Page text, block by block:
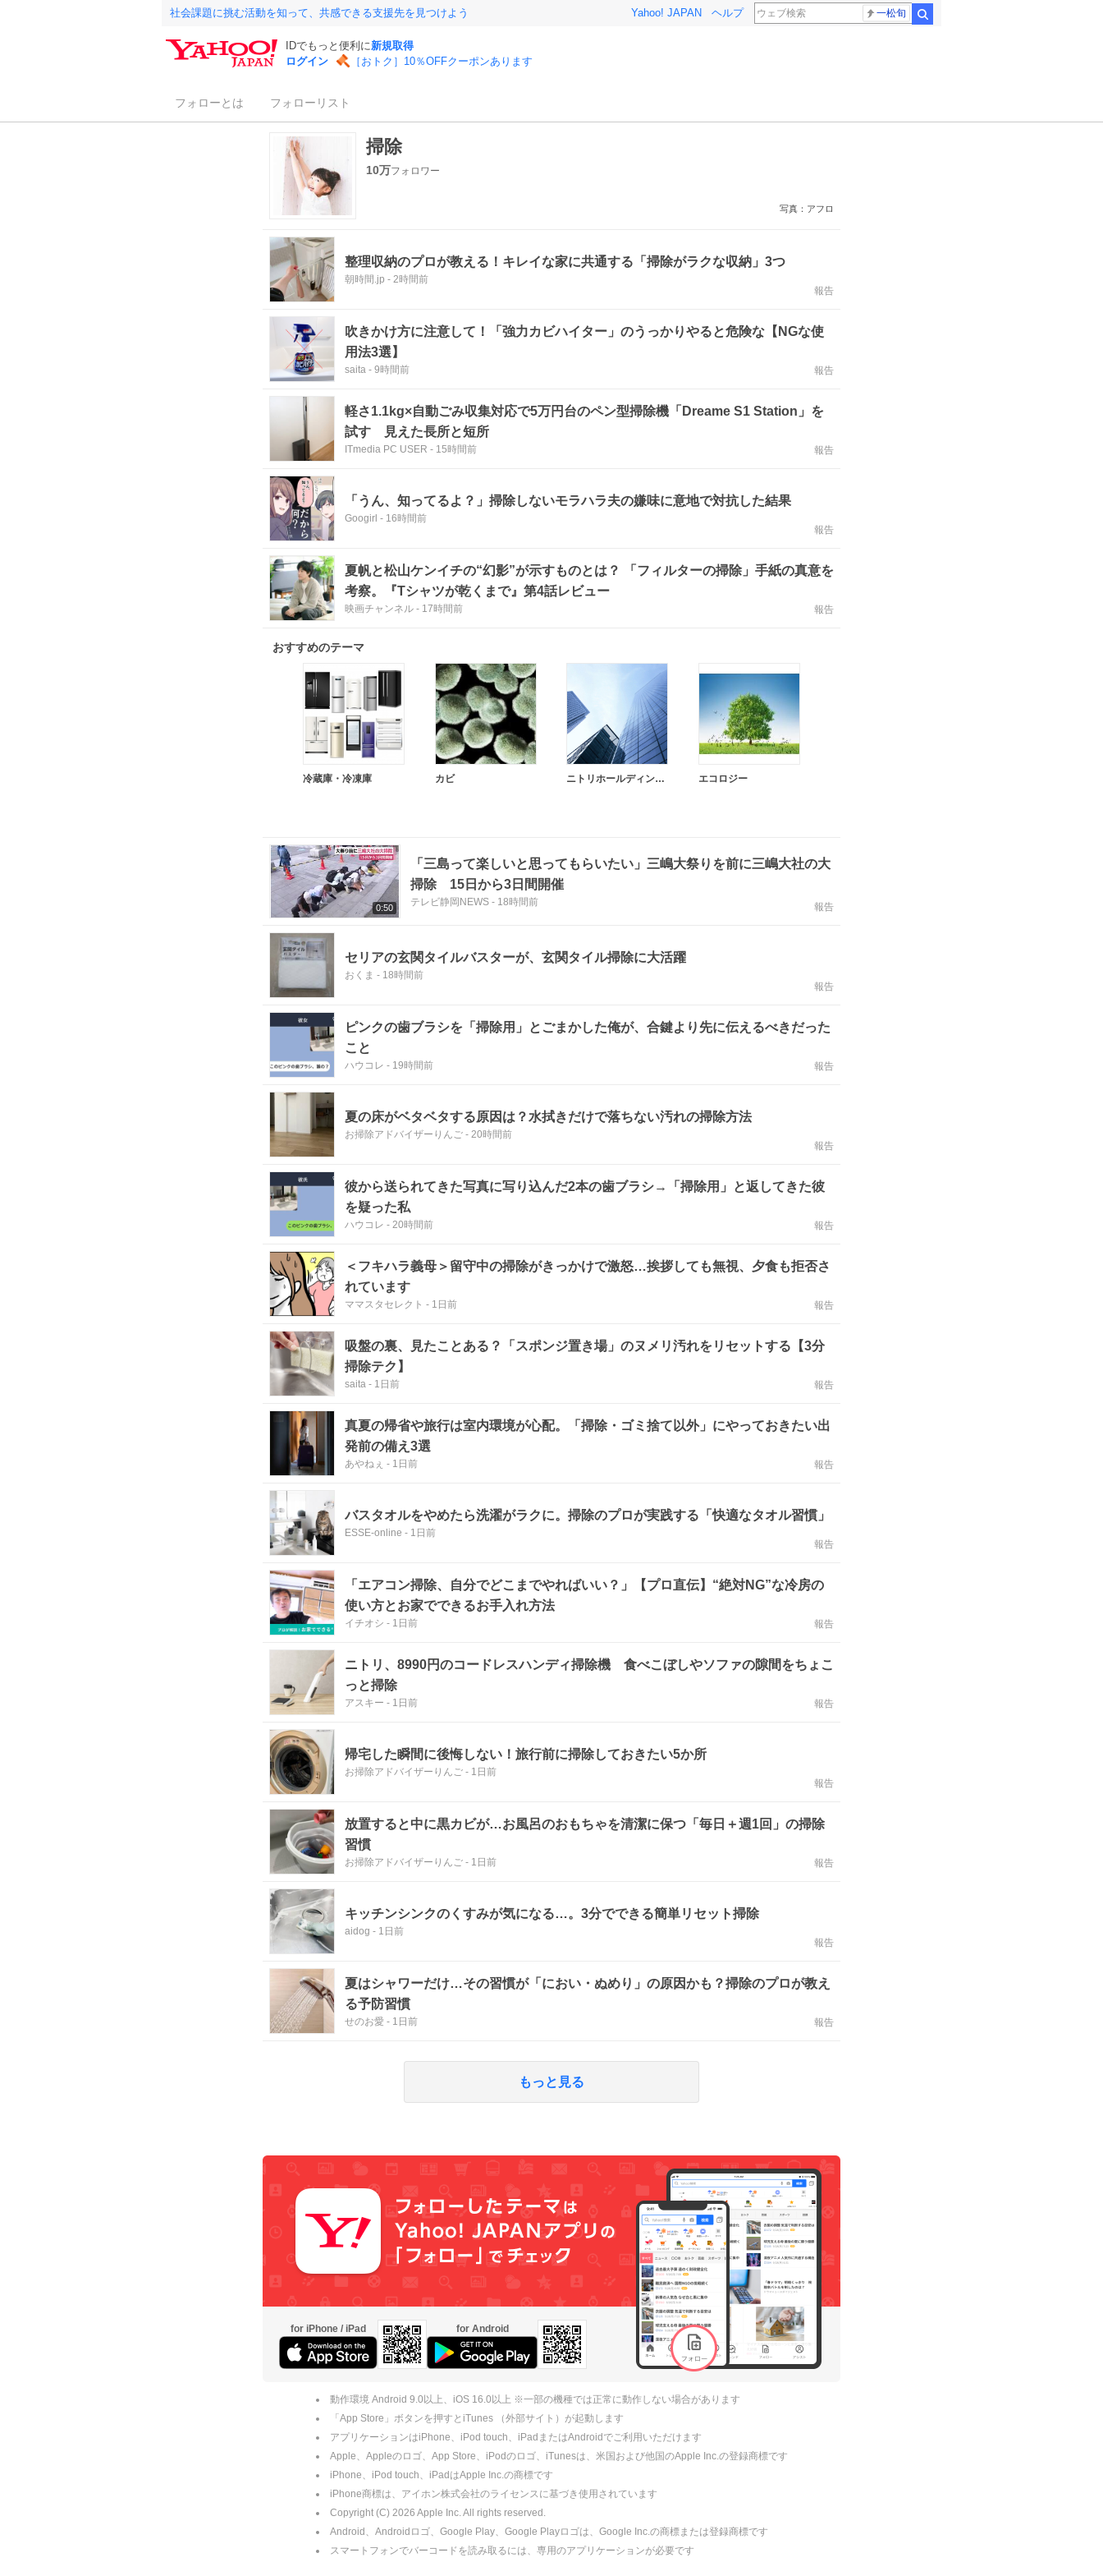
社会課題に挑む活動を知って、共感できる支援先を見つけよう Yahoo! JAPAN ヘルプ 一松旬
IDでもっと便利に新規取得
ログイン
［おトク］10％OFFクーポンあります
フォローとは フォローリスト
掃除
10万フォロワー
写真：アフロ
整理収納のプロが教える！キレイな家に共通する「掃除がラクな収納」3つ
朝時間.jp - 2時間前
報告
吹きかけ方に注意して！「強力カビハイター」のうっかりやると危険な【NGな使
用法3選】
saita - 9時間前 報告
軽さ1.1kg×自動ごみ収集対応で5万円台のペン型掃除機「Dreame S1 Station」を
試す 見えた長所と短所
ITmedia PC USER - 15時間前 報告
「うん、知ってるよ？」掃除しないモラハラ夫の嫌味に意地で対抗した結果
Googirl - 16時間前
報告
夏帆と松山ケンイチの“幻影”が示すものとは？ 「フィルターの掃除」手紙の真意を
考察。『Tシャツが乾くまで』第4話レビュー
映画チャンネル - 17時間前 報告
おすすめのテーマ
冷蔵庫・冷凍庫 カビ ニトリホールディングス エコロジー
0:50
「三島って楽しいと思ってもらいたい」三嶋大祭りを前に三嶋大社の大
掃除 15日から3日間開催
テレビ静岡NEWS - 18時間前 報告
セリアの玄関タイルバスターが、玄関タイル掃除に大活躍
おくま - 18時間前
報告
ピンクの歯ブラシを「掃除用」とごまかした俺が、合鍵より先に伝えるべきだった
こと
ハウコレ - 19時間前 報告
夏の床がベタベタする原因は？水拭きだけで落ちない汚れの掃除方法
お掃除アドバイザーりんご - 20時間前
報告
彼から送られてきた写真に写り込んだ2本の歯ブラシ→「掃除用」と返してきた彼
を疑った私
ハウコレ - 20時間前 報告
＜フキハラ義母＞留守中の掃除がきっかけで激怒…挨拶しても無視、夕食も拒否さ
れています
ママスタセレクト - 1日前 報告
吸盤の裏、見たことある？「スポンジ置き場」のヌメリ汚れをリセットする【3分
掃除テク】
saita - 1日前 報告
真夏の帰省や旅行は室内環境が心配。「掃除・ゴミ捨て以外」にやっておきたい出
発前の備え3選
あやねぇ - 1日前 報告
バスタオルをやめたら洗濯がラクに。掃除のプロが実践する「快適なタオル習慣」
ESSE-online - 1日前
報告
「エアコン掃除、自分でどこまでやればいい？」【プロ直伝】“絶対NG”な冷房の
使い方とお家でできるお手入れ方法
イチオシ - 1日前 報告
ニトリ、8990円のコードレスハンディ掃除機 食べこぼしやソファの隙間をちょこ
っと掃除
アスキー - 1日前 報告
帰宅した瞬間に後悔しない！旅行前に掃除しておきたい5か所
お掃除アドバイザーりんご - 1日前
報告
放置すると中に黒カビが…お風呂のおもちゃを清潔に保つ「毎日＋週1回」の掃除
習慣
お掃除アドバイザーりんご - 1日前 報告
キッチンシンクのくすみが気になる…。3分でできる簡単リセット掃除
aidog - 1日前
報告
夏はシャワーだけ…その習慣が「におい・ぬめり」の原因かも？掃除のプロが教え
る予防習慣
せのお愛 - 1日前 報告
もっと見る
for iPhone / iPad for Android
動作環境 Android 9.0以上、iOS 16.0以上 ※一部の機種では正常に動作しない場合があります
「App Store」ボタンを押すとiTunes （外部サイト）が起動します
アプリケーションはiPhone、iPod touch、iPadまたはAndroidでご利用いただけます
Apple、Appleのロゴ、App Store、iPodのロゴ、iTunesは、米国および他国のApple Inc.の登録商標です
iPhone、iPod touch、iPadはApple Inc.の商標です
iPhone商標は、アイホン株式会社のライセンスに基づき使用されています
Copyright (C) 2026 Apple Inc. All rights reserved.
Android、Androidロゴ、Google Play、Google Playロゴは、Google Inc.の商標または登録商標です
スマートフォンでバーコードを読み取るには、専用のアプリケーションが必要です